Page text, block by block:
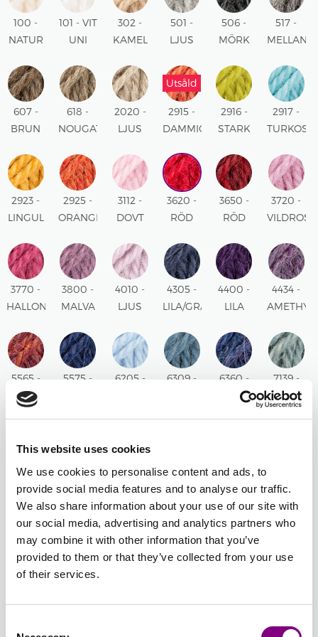
This website uses cookies
We use cookies to personalise content and ads, to
provide social media features and to analyse our traffic.
We also share information about your use of our site with
our social media, advertising and analytics partners who
may combine it with other information that you’ve
provided to them or that they’ve collected from your use
of their services.
100 -
NATUR
101 - VIT
UNI
302 -
KAMEL
501 -
LJUS
MIX
506 -
MÖRK
MIX
517 -
607 -
BRUN
618 -
NOUGAT
2020 -
LJUS
MIX
Utsåld
2915 -
DAMMIG
UNI
2916 -
STARK
UNI
2917 -
TURKOS
2923 -
LINGUL
2925 -
ORANGE
MIX
3112 -
DOVT
UNI
3620 -
RÖD
3650 -
RÖD
MIX
3720 -
VILDROS
3770 -
HALLON
UNI
3800 -
MALVA
4010 -
LJUS
UNI
4305 -
LILA/GRÅ/BLÅ
4400 -
LILA
4434 -
5565 -
VINRÖD
5575 -
6205 -
6309 -
6360 -
MÅNSKENSBLÅ
7139 -
MINERAL
7233 -
GULGRÖN
MIX
7238 -
GRÖNT
GRAS
PETROL
MIX
7323 -
HAVSDIMMA
MIX
7815 -
SKOGSGRÖN
MIX
ARMY
UNI
8903 -
SVART
9020 -
LJUS
MIX
9021 -
9023 -
MIX
9024 -
MIX
9025 -